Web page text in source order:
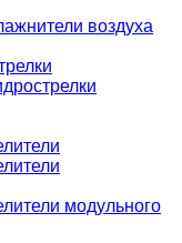
воздуха
модульного